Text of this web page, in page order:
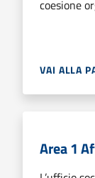
coesione
VAI ALLA
Area 1